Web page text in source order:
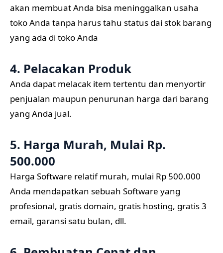
akan membuat Anda bisa meninggalkan usaha
toko Anda tanpa harus tahu status dai stok barang
yang ada di toko Anda
4. Pelacakan Produk
Anda dapat melacak item tertentu dan menyortir
penjualan maupun penurunan harga dari barang
yang Anda jual.
5. Harga Murah, Mulai Rp.
500.000
Harga Software relatif murah, mulai Rp 500.000
Anda mendapatkan sebuah Software yang
profesional, gratis domain, gratis hosting, gratis 3
email, garansi satu bulan, dll.